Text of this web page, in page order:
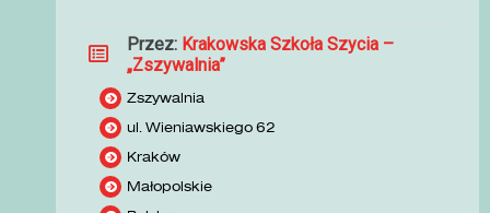
Przez: Krakowska Szkoła Szycia –
„Zszywalnia”
Zszywalnia
ul. Wieniawskiego 62
Kraków
Małopolskie